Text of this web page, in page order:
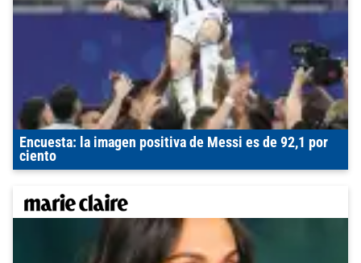
Encuesta: la imagen positiva de Messi es de 92,1 por
ciento